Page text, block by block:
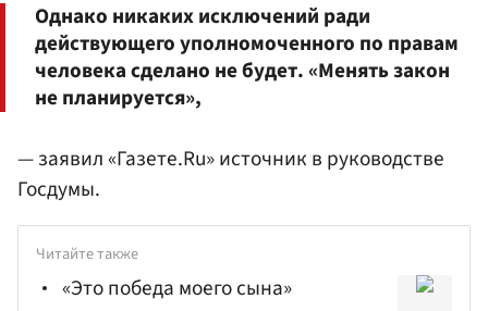
Однако никаких исключений ради
действующего уполномоченного по правам
человека сделано не будет. «Менять закон
не планируется»,
— заявил «Газете.Ru» источник в руководстве
Госдумы.
Читайте также
«Это победа моего сына»